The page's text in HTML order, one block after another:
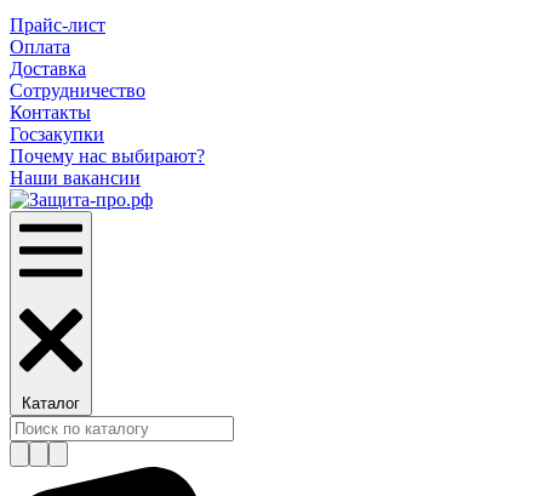
Прайс-лист
Оплата
Доставка
Сотрудничество
Контакты
Госзакупки
Почему нас выбирают?
Наши вакансии
Каталог